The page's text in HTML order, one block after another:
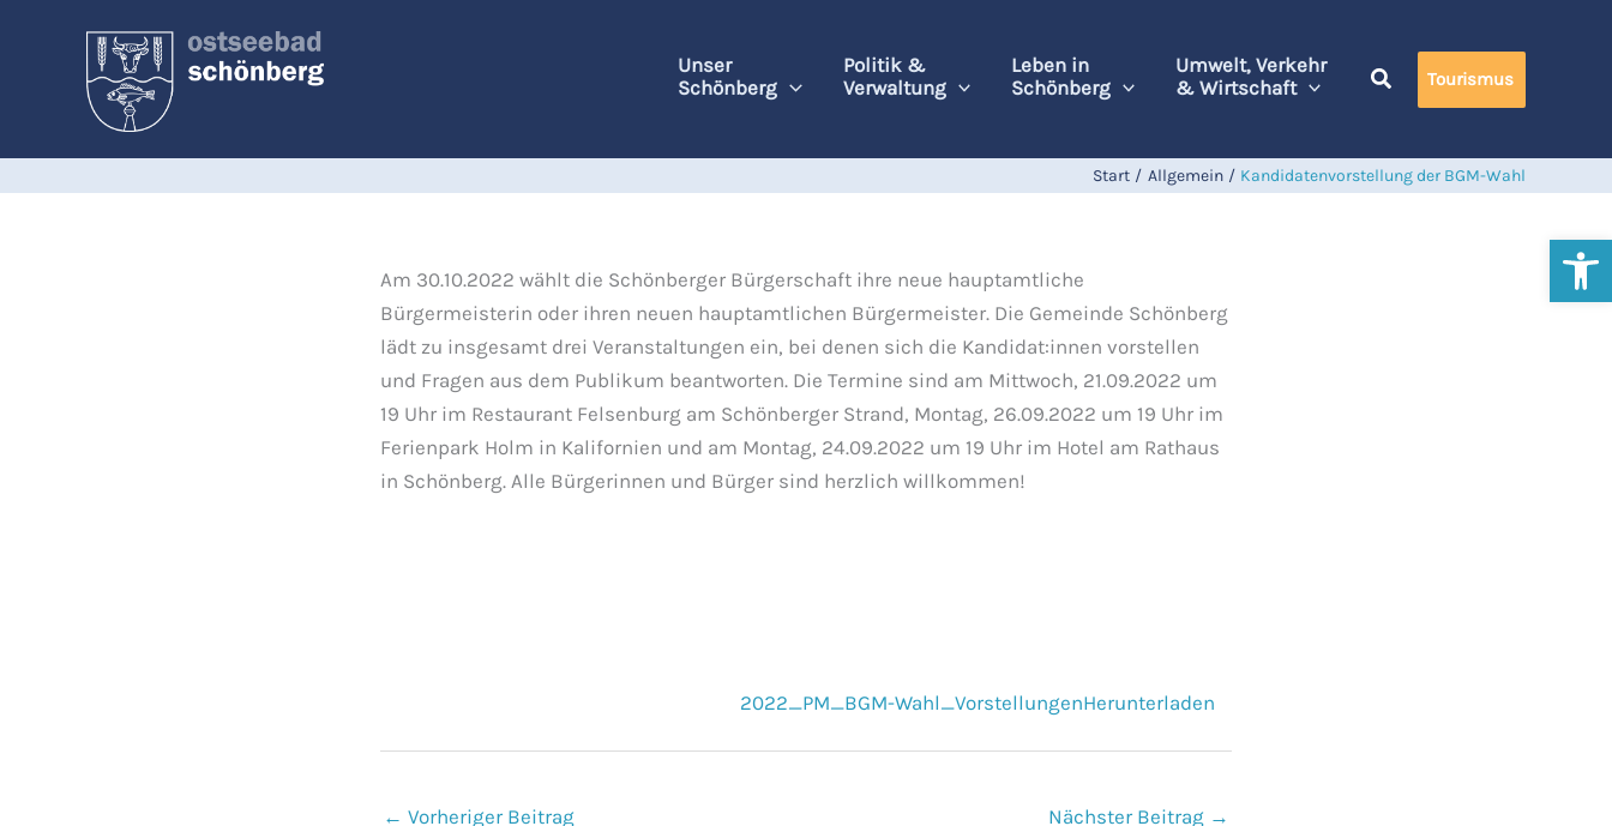
Unser
Schönberg
Politik &
Verwaltung
Leben in
Schönberg
Umwelt, Verkehr
& Wirtschaft
Tourismus
Start Allgemein Kandidatenvorstellung der BGM-Wahl
Am 30.10.2022 wählt die Schönberger Bürgerschaft ihre neue hauptamtliche
Bürgermeisterin oder ihren neuen hauptamtlichen Bürgermeister. Die Gemeinde Schönberg
lädt zu insgesamt drei Veranstaltungen ein, bei denen sich die Kandidat:innen vorstellen
und Fragen aus dem Publikum beantworten. Die Termine sind am Mittwoch, 21.09.2022 um
19 Uhr im Restaurant Felsenburg am Schönberger Strand, Montag, 26.09.2022 um 19 Uhr im
Ferienpark Holm in Kalifornien und am Montag, 24.09.2022 um 19 Uhr im Hotel am Rathaus
in Schönberg. Alle Bürgerinnen und Bürger sind herzlich willkommen!
2022_PM_BGM-Wahl_VorstellungenHerunterladen
← Vorheriger Beitrag Nächster Beitrag →